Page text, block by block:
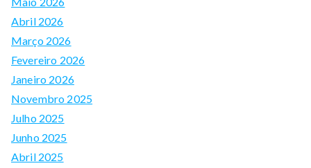
Abril 2026
Março 2026
Fevereiro 2026
Janeiro 2026
Novembro 2025
Julho 2025
Junho 2025
Abril 2025